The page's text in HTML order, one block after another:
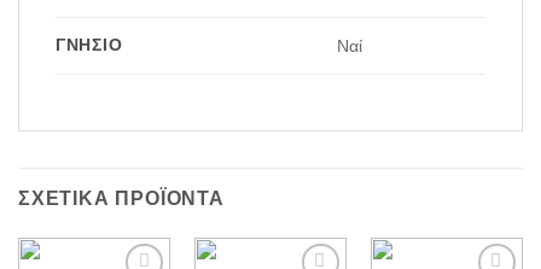
ΓΝΉΣΙΟ Ναί
ΣΧΕΤΙΚΆ ΠΡΟΪΌΝΤΑ